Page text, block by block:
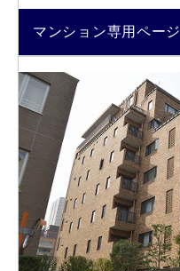
マンション専用ページ